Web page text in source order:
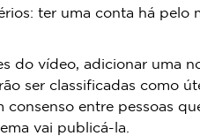
ter uma conta há pelo
do vídeo, adicionar uma
ser classificadas como
entre pessoas
vai publicá-la.